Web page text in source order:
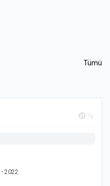
Tümü
7a
- 2022